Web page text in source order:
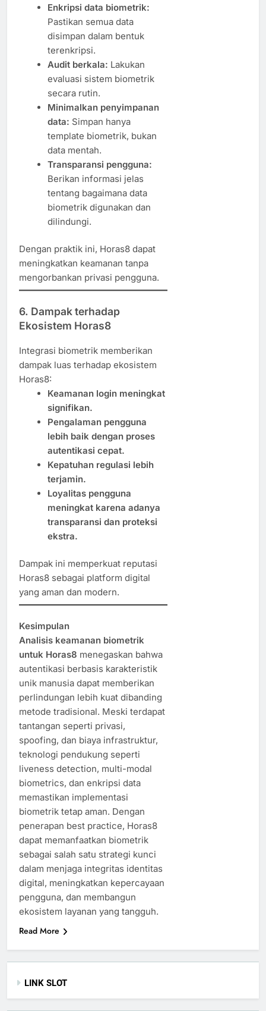
Enkripsi data biometrik:
Pastikan semua data
disimpan dalam bentuk
terenkripsi.
Audit berkala: Lakukan
evaluasi sistem biometrik
secara rutin.
Minimalkan penyimpanan
data: Simpan hanya
template biometrik, bukan
data mentah.
Transparansi pengguna:
Berikan informasi jelas
tentang bagaimana data
biometrik digunakan dan
dilindungi.
Dengan praktik ini, Horas8 dapat
meningkatkan keamanan tanpa
mengorbankan privasi pengguna.
6. Dampak terhadap
Ekosistem Horas8
Integrasi biometrik memberikan
dampak luas terhadap ekosistem
Horas8:
Keamanan login meningkat
signifikan.
Pengalaman pengguna
lebih baik dengan proses
autentikasi cepat.
Kepatuhan regulasi lebih
terjamin.
Loyalitas pengguna
meningkat karena adanya
transparansi dan proteksi
ekstra.
Dampak ini memperkuat reputasi
Horas8 sebagai platform digital
yang aman dan modern.
Kesimpulan
Analisis keamanan biometrik
untuk Horas8 menegaskan bahwa
autentikasi berbasis karakteristik
unik manusia dapat memberikan
perlindungan lebih kuat dibanding
metode tradisional. Meski terdapat
tantangan seperti privasi,
spoofing, dan biaya infrastruktur,
teknologi pendukung seperti
liveness detection, multi-modal
biometrics, dan enkripsi data
memastikan implementasi
biometrik tetap aman. Dengan
penerapan best practice, Horas8
dapat memanfaatkan biometrik
sebagai salah satu strategi kunci
dalam menjaga integritas identitas
digital, meningkatkan kepercayaan
pengguna, dan membangun
ekosistem layanan yang tangguh.
Read More
LINK SLOT